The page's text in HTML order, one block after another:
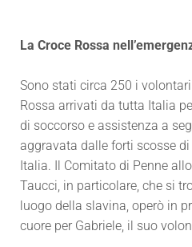
La Croce Rossa
Sono stati circa 250 i
Rossa arrivati da tutta Italia
di soccorso e assistenza a
aggravata dalle forti scosse
Italia. Il Comitato di Penne
Taucci, in particolare, che si
luogo della slavina, operò in
cuore per Gabriele, il suo